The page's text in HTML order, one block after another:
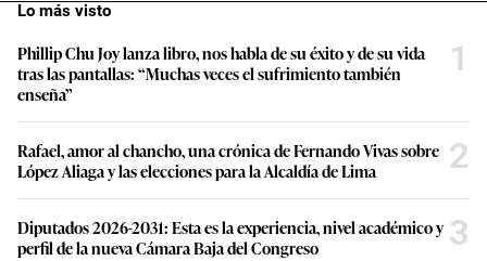
Lo más visto
Phillip Chu Joy lanza libro, nos habla de su éxito y de su vida
tras las pantallas: “Muchas veces el sufrimiento también
enseña”
1
Rafael, amor al chancho, una crónica de Fernando Vivas sobre
López Aliaga y las elecciones para la Alcaldía de Lima
2
Diputados 2026-2031: Esta es la experiencia, nivel académico y
perfil de la nueva Cámara Baja del Congreso
3